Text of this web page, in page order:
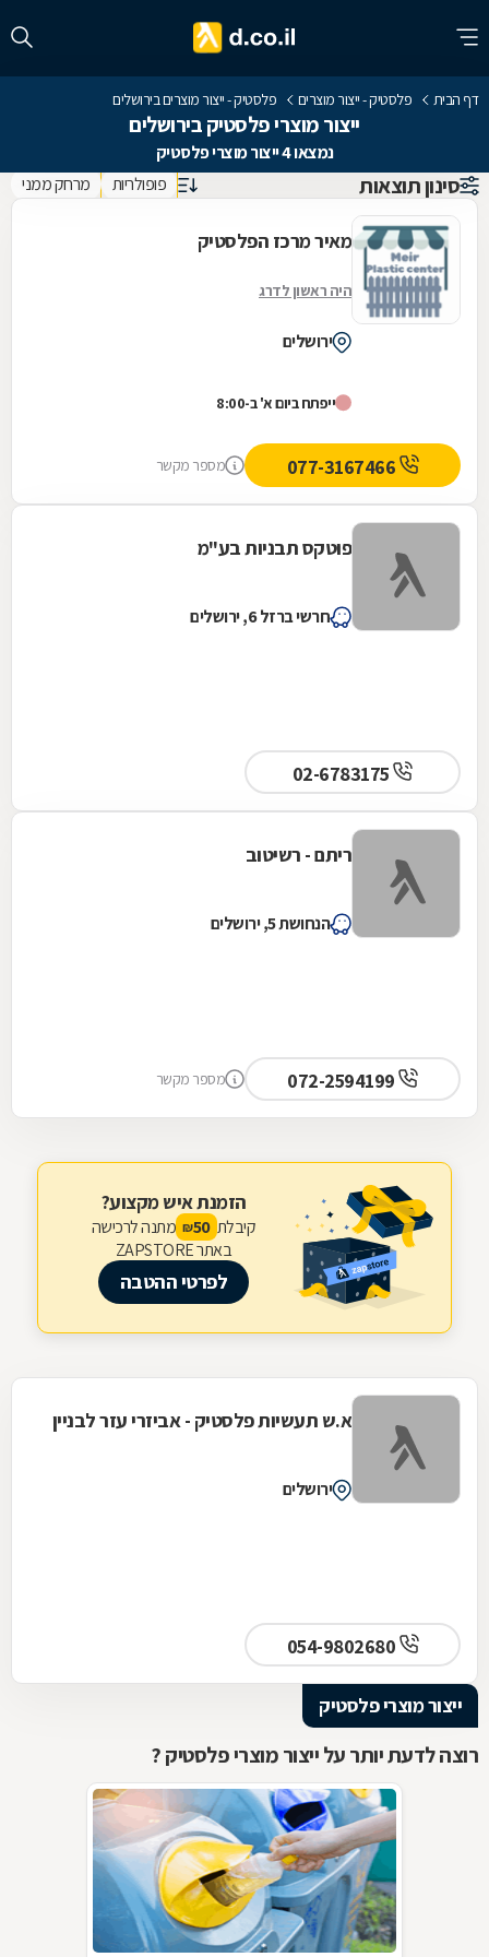
דף הבית פלסטיק - ייצור מוצרים פלסטיק - ייצור מוצרים בירושלים
ייצור מוצרי פלסטיק בירושלים
נמצאו 4 ייצור מוצרי פלסטיק
סינון תוצאות פופולריות מרחק ממני
מאיר מרכז הפלסטיק
היה ראשון לדרג
ירושלים
ייפתח ביום א' ב-8:00
מספר מקשר
פוטקס תבניות בע"מ
חרשי ברזל 6, ירושלים
02-6783175
ריתם - רשיטוב
הנחושת 5, ירושלים
מספר מקשר
הזמנת איש מקצוע?
קיבלת 50
₪ מתנה לרכישה
באתר ZAPSTORE
לפרטי ההטבה
א.ש תעשיות פלסטיק - אביזרי עזר לבניין
ירושלים
ייצור מוצרי פלסטיק
רוצה לדעת יותר על ייצור מוצרי פלסטיק ?